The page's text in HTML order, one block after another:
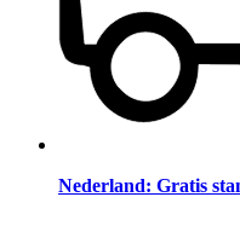
Nederland: Gratis